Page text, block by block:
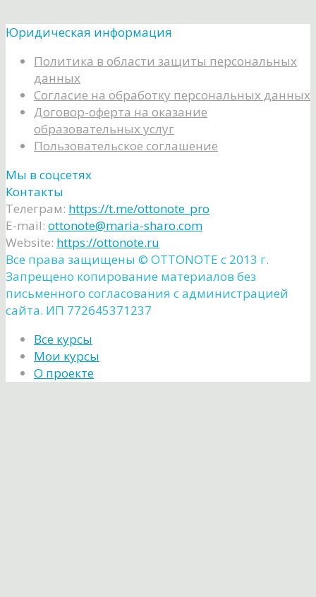
Юридическая информация
Политика в области защиты персональных
данных
Согласие на обработку персональных данных
Договор-оферта на оказание
образовательных услуг
Пользовательское соглашение
Мы в соцсетях
Контакты
Телеграм: https://t.me/ottonote_pro
E-mail: ottonote@maria-sharo.com
Website: https://ottonote.ru
Все права защищены ©️ OTTONOTE с 2013 г.
Запрещено копирование материалов без
письменного согласования с администрацией
сайта. ИП 772645371237
Все курсы
Мои курсы
О проекте